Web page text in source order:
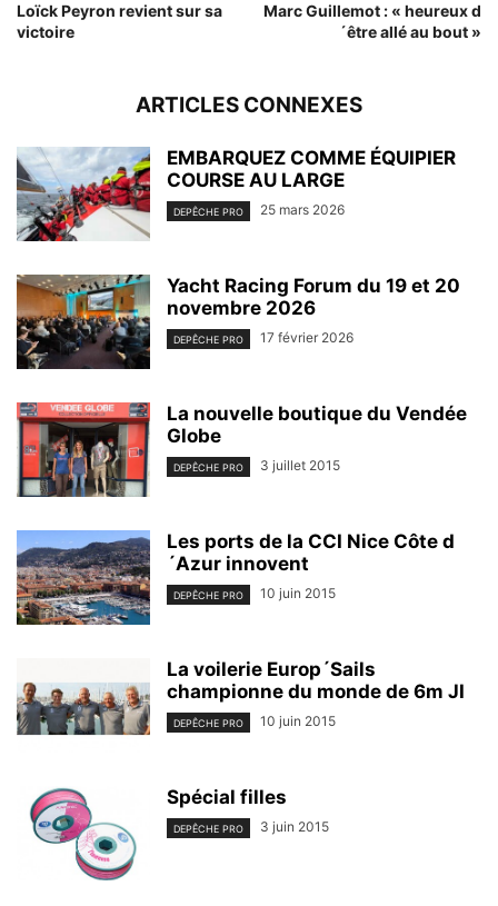
Loïck Peyron revient sur sa
victoire
Marc Guillemot : « heureux d
´être allé au bout »
ARTICLES CONNEXES
EMBARQUEZ COMME ÉQUIPIER
COURSE AU LARGE
DEPÊCHE PRO 25 mars 2026
Yacht Racing Forum du 19 et 20
novembre 2026
DEPÊCHE PRO 17 février 2026
La nouvelle boutique du Vendée
Globe
DEPÊCHE PRO 3 juillet 2015
Les ports de la CCI Nice Côte d
´Azur innovent
DEPÊCHE PRO 10 juin 2015
La voilerie Europ´Sails
championne du monde de 6m JI
DEPÊCHE PRO 10 juin 2015
Spécial filles
DEPÊCHE PRO 3 juin 2015